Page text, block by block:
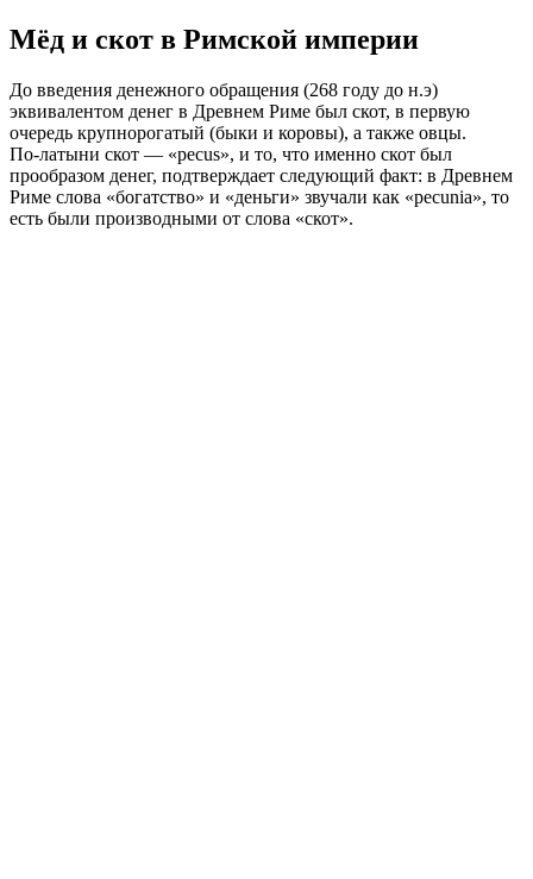
Мёд и скот в Римской империи
До введения денежного обращения (268 году до н.э)
эквивалентом денег в Древнем Риме был скот, в первую
очередь крупнорогатый (быки и коровы), а также овцы.
По‑латыни скот — «pecus», и то, что именно скот был
прообразом денег, подтверждает следующий факт: в Древнем
Риме слова «богатство» и «деньги» звучали как «pecunia», то
есть были производными от слова «скот».